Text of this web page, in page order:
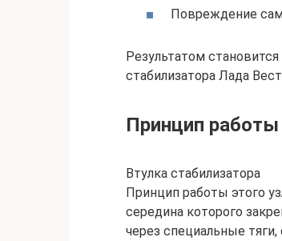
Повреждение
Результатом
стабилизатора Лада
Принцип работы
Втулка стабилизатора
Принцип работы этого
середина которого
через специальные